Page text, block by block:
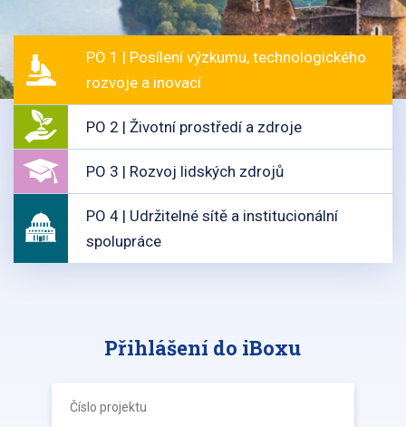
PO 1 | Posílení výzkumu, technologického
rozvoje a inovací
PO 2 | Životní prostředí a zdroje
PO 3 | Rozvoj lidských zdrojů
PO 4 | Udržitelné sítě a institucionální
spolupráce
Přihlášení do iBoxu